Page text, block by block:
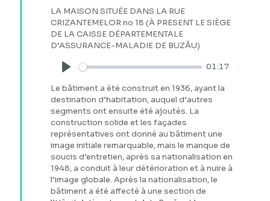
LA MAISON SITUÉE DANS LA RUE
CRIZANTEMELOR no 18 (À PRESENT LE SIÈGE
DE LA CAISSE DÉPARTEMENTALE
D’ASSURANCE-MALADIE DE BUZĂU)
Play
01:17
Le bâtiment a été construit en 1936, ayant la
destination d’habitation, auquel d’autres
segments ont ensuite été ajoutés. La
construction solide et les façades
représentatives ont donné au bâtiment une
image initiale remarquable, mais le manque de
soucis d’entretien, après sa nationalisation en
1948, a conduit à leur détérioration et à nuire à
l’image globale. Après la nationalisation, le
bâtiment a été affecté à une section de